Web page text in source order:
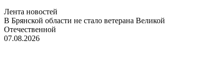
Лента новостей
В Брянской области не стало ветерана Великой
Отечественной
07.08.2026